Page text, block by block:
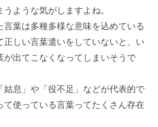
ような気がしますよね。
葉は多種多様な意味を込めている
正しい⾔葉遣いをしていないと、い
が出てこなくなってしまいそうで
姑息」や「役不⾜」などが代表的で
て使っている⾔葉ってたくさん存在